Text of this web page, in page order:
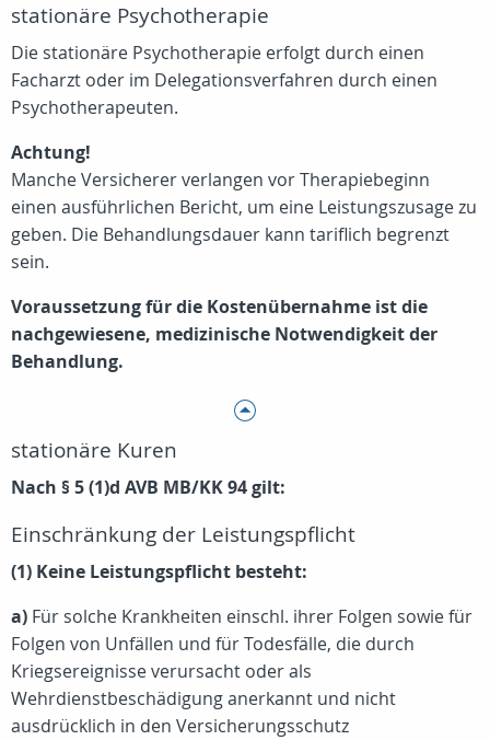
stationäre Psychotherapie
Die stationäre Psychotherapie erfolgt durch einen
Facharzt oder im Delegationsverfahren durch einen
Psychotherapeuten.
Achtung!
Manche Versicherer verlangen vor Therapiebeginn
einen ausführlichen Bericht, um eine Leistungszusage zu
geben. Die Behandlungsdauer kann tariflich begrenzt
sein.
Voraussetzung für die Kostenübernahme ist die
nachgewiesene, medizinische Notwendigkeit der
Behandlung.
stationäre Kuren
Nach § 5 (1)d AVB MB/KK 94 gilt:
Einschränkung der Leistungspflicht
(1) Keine Leistungspflicht besteht:
a) Für solche Krankheiten einschl. ihrer Folgen sowie für
Folgen von Unfällen und für Todesfälle, die durch
Kriegsereignisse verursacht oder als
Wehrdienstbeschädigung anerkannt und nicht
ausdrücklich in den Versicherungsschutz